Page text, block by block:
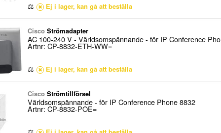
⚖ Ej i lager, kan gå att beställa
Cisco Strömadapter
AC 100-240 V - Världsomspännande - för IP Conference
Artnr: CP-8832-ETH-WW=
⚖ Ej i lager, kan gå att beställa
Cisco Strömtillförsel
Världsomspännande - för IP Conference Phone 8832
Artnr: CP-8832-POE=